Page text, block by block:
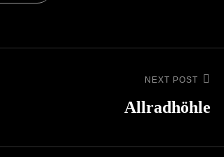
NEXT POST
Allradhöhle